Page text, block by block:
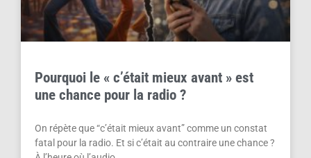
Pourquoi le « c’était mieux avant » est
une chance pour la radio ?
On répète que “c’était mieux avant” comme un constat
fatal pour la radio. Et si c’était au contraire une chance ?